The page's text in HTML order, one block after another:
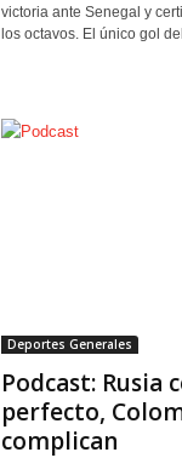
victoria ante Senegal y
los octavos. El único gol
Deportes Generales
Podcast: Rusia
perfecto,
complican